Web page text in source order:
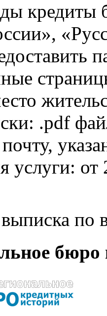
кредиты
.pdf
услуги: от
бюро